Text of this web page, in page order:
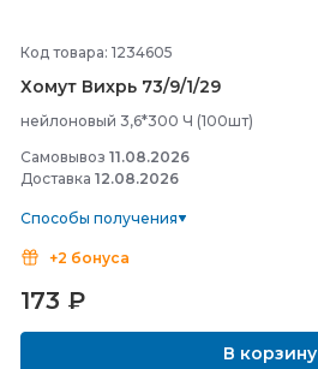
Код товара: 1234605
Хомут Вихрь 73/9/1/29
нейлоновый 3,6*300 Ч (100шт)
Самовывоз 11.08.2026
Доставка 12.08.2026
Способы получения
+2 бонуса
173 ₽
В корзину